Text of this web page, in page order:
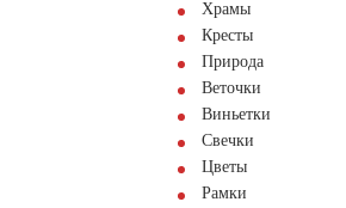
Храмы
Кресты
Природа
Веточки
Виньетки
Свечки
Цветы
Рамки